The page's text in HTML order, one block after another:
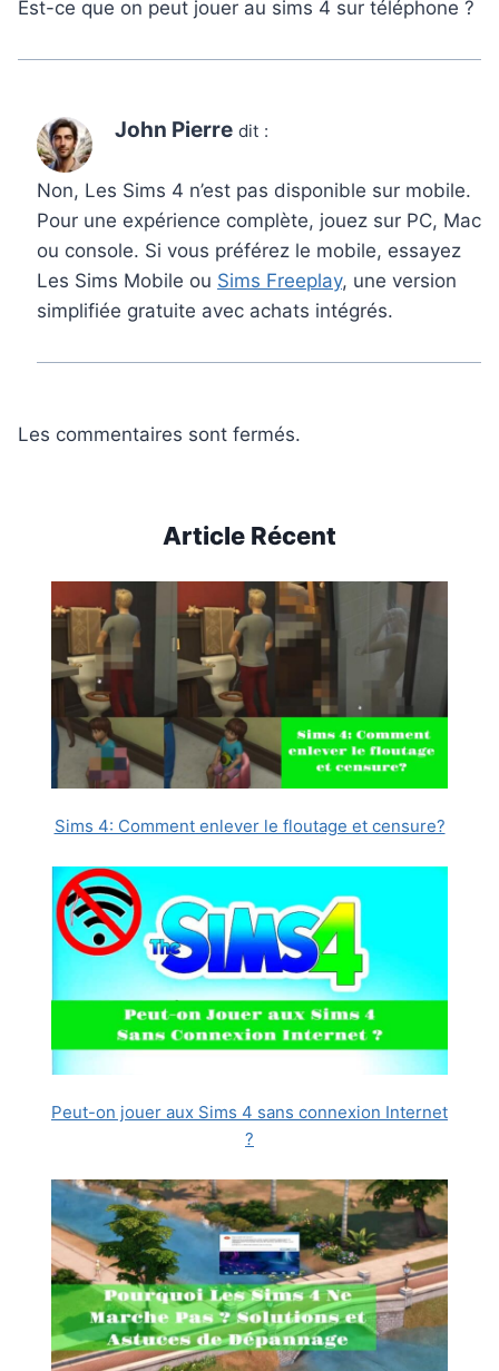
Est-ce que on peut jouer au sims 4 sur téléphone ?
John Pierre dit :
Non, Les Sims 4 n’est pas disponible sur mobile.
Pour une expérience complète, jouez sur PC, Mac
ou console. Si vous préférez le mobile, essayez
Les Sims Mobile ou Sims Freeplay, une version
simplifiée gratuite avec achats intégrés.
Les commentaires sont fermés.
Article Récent
Sims 4: Comment enlever le floutage et censure?
Peut-on jouer aux Sims 4 sans connexion Internet
?